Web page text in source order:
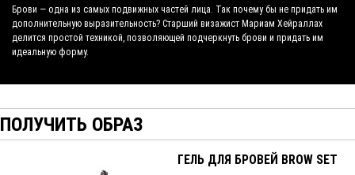
Брови — одна из самых подвижных частей лица. Так почему бы не придать им
дополнительную выразительность? Старший визажист Мариам Хейраллах
делится простой техникой, позволяющей подчеркнуть брови и придать им
идеальную форму.
ПОЛУЧИТЬ ОБРАЗ
ГЕЛЬ ДЛЯ БРОВЕЙ BROW SET